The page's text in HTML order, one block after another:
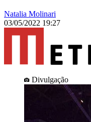
Natalia Molinari
03/05/2022 19:27
Divulgação